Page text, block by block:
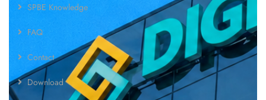
SPBE Knowledge
FAQ
Contact
Download